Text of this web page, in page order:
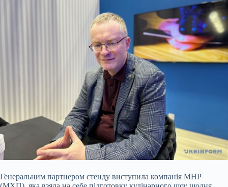
Генеральним партнером стенду виступила компанія МНР